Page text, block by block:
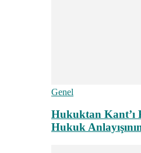
Genel
Hukuktan Kant’ı
Hukuk